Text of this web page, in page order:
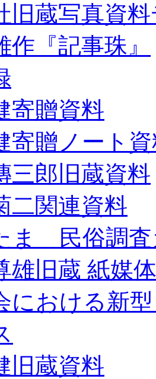
旧蔵写真資
作『記事珠』
寄贈資料
寄贈ノート
三郎旧蔵資料
二関連資料
ま 民俗調査
雄旧蔵 紙媒
における新
旧蔵資料